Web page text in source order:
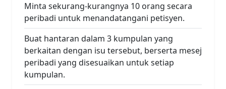
Minta sekurang-kurangnya 10 orang secara
peribadi untuk menandatangani petisyen.
Buat hantaran dalam 3 kumpulan yang
berkaitan dengan isu tersebut, berserta mesej
peribadi yang disesuaikan untuk setiap
kumpulan.